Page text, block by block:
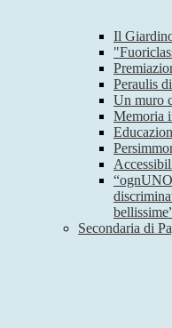
Il
Peraulis
Un muro
Memoria
Secondaria di